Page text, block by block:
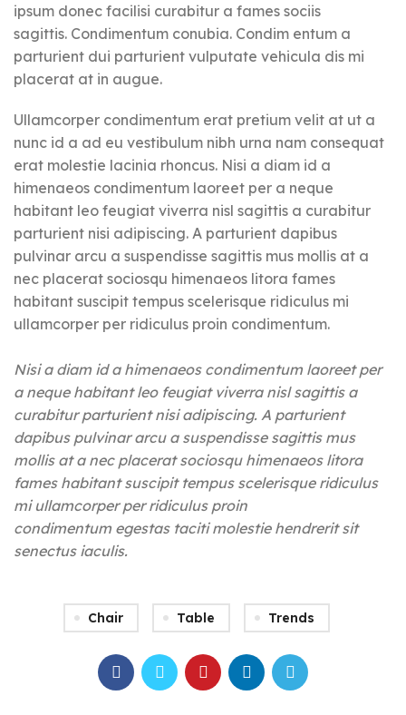
ipsum donec facilisi curabitur a fames sociis
sagittis. Condimentum conubia. Condim entum a
parturient dui parturient vulputate vehicula dis mi
placerat at in augue.
Ullamcorper condimentum erat pretium velit at ut a
nunc id a ad eu vestibulum nibh urna nam consequat
erat molestie lacinia rhoncus. Nisi a diam id a
himenaeos condimentum laoreet per a neque
habitant leo feugiat viverra nisl sagittis a curabitur
parturient nisi adipiscing. A parturient dapibus
pulvinar arcu a suspendisse sagittis mus mollis at a
nec placerat sociosqu himenaeos litora fames
habitant suscipit tempus scelerisque ridiculus mi
ullamcorper per ridiculus proin condimentum.
Nisi a diam id a himenaeos condimentum laoreet per
a neque habitant leo feugiat viverra nisl sagittis a
curabitur parturient nisi adipiscing. A parturient
dapibus pulvinar arcu a suspendisse sagittis mus
mollis at a nec placerat sociosqu himenaeos litora
fames habitant suscipit tempus scelerisque ridiculus
mi ullamcorper per ridiculus proin
condimentum egestas taciti molestie hendrerit sit
senectus iaculis.
Chair Table Trends